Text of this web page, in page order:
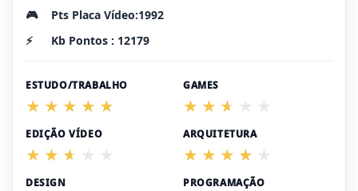
🎮
Pts Placa Vídeo:1992
⚡
Kb Pontos : 12179
ESTUDO/TRABALHO GAMES
EDIÇÃO VÍDEO ARQUITETURA
DESIGN PROGRAMAÇÃO